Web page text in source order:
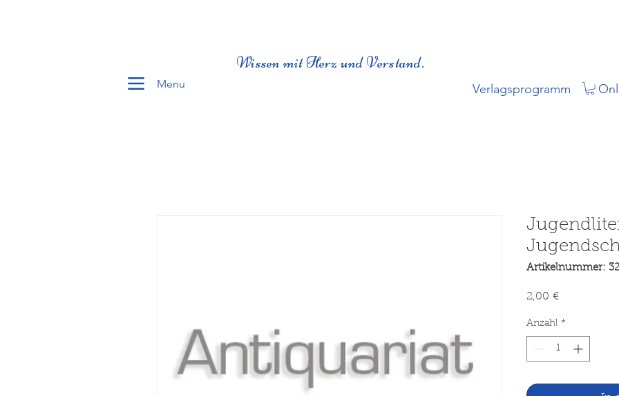
Menu
Wissen mit Herz und Verstand.
Verlagsprogramm
Artikelnummer:
2,00 €Preis
Anzahl *